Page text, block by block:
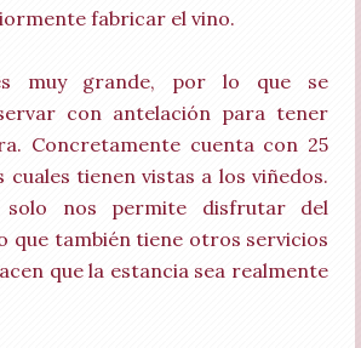
fabricar el vino.
muy grande, por lo que se
con antelación para tener
Concretamente cuenta con 25
cuales tienen vistas a los viñedos.
nos permite disfrutar del
que también tiene otros servicios
que la estancia sea realmente